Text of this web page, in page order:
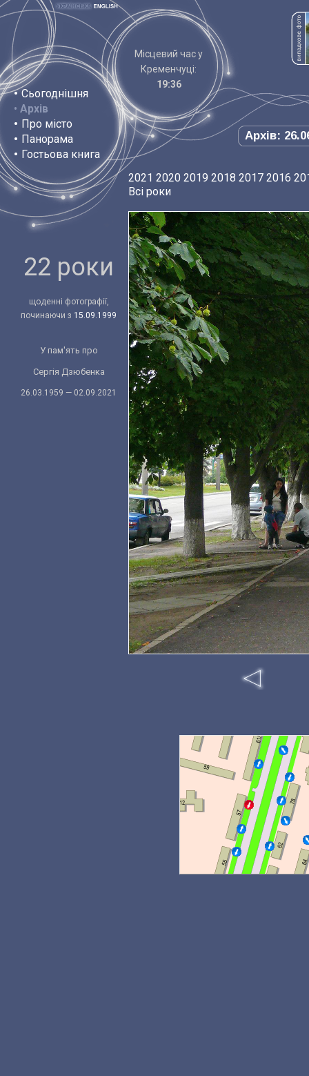
• Сьогоднішня
• Архів
• Про місто
• Панорама
• Гостьова книга
Місцевий час у
Кременчуці:
19:36
Архів:
22 роки
щоденні фотографії,
починаючи з 15.09.1999
У пам'ять про
Сергія Дзюбенка
26.03.1959 — 02.09.2021
2021 2020 2019 2018 2017 2016
Всі роки